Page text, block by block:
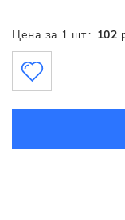
Цена за 1 шт.: 102